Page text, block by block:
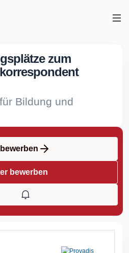
zum
Bildung und
bewerben